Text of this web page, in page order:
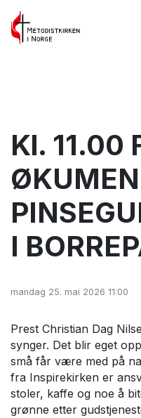
Kl. 11.00
I
mandag 25. mai 2026 11:00
Prest Christian Dag
synger. Det blir eget
små får være med på
fra Inspirekirken er
stoler, kaffe og noe å
grønne etter